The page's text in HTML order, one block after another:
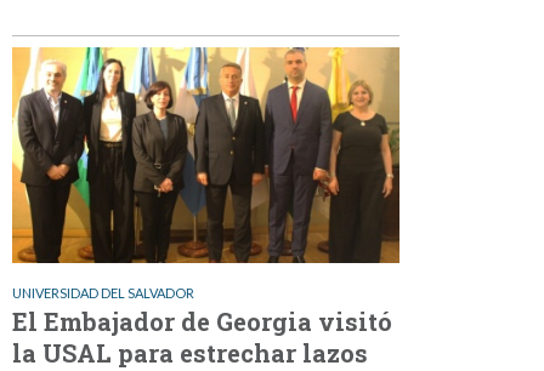
UNIVERSIDAD DEL SALVADOR
El Embajador de Georgia visitó
la USAL para estrechar lazos